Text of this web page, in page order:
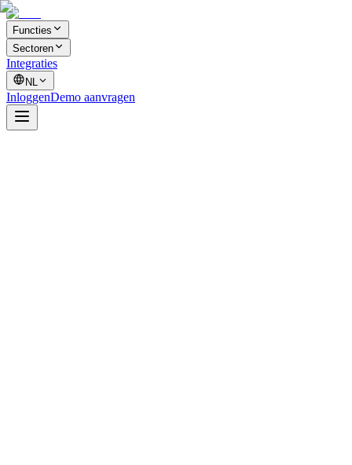
Functies
Sectoren
Integraties
NL
InloggenDemo aanvragen